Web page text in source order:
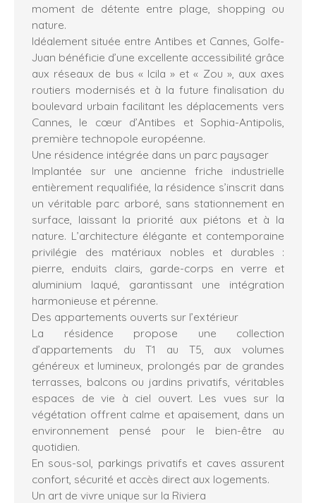
moment de détente entre plage, shopping ou
nature.
Idéalement située entre Antibes et Cannes, Golfe-
Juan bénéficie d’une excellente accessibilité grâce
aux réseaux de bus « Icila » et « Zou », aux axes
routiers modernisés et à la future finalisation du
boulevard urbain facilitant les déplacements vers
Cannes, le cœur d’Antibes et Sophia-Antipolis,
première technopole européenne.
Une résidence intégrée dans un parc paysager
Implantée sur une ancienne friche industrielle
entièrement requalifiée, la résidence s’inscrit dans
un véritable parc arboré, sans stationnement en
surface, laissant la priorité aux piétons et à la
nature. L’architecture élégante et contemporaine
privilégie des matériaux nobles et durables :
pierre, enduits clairs, garde-corps en verre et
aluminium laqué, garantissant une intégration
harmonieuse et pérenne.
Des appartements ouverts sur l’extérieur
La résidence propose une collection
d’appartements du T1 au T5, aux volumes
généreux et lumineux, prolongés par de grandes
terrasses, balcons ou jardins privatifs, véritables
espaces de vie à ciel ouvert. Les vues sur la
végétation offrent calme et apaisement, dans un
environnement pensé pour le bien-être au
quotidien.
En sous-sol, parkings privatifs et caves assurent
confort, sécurité et accès direct aux logements.
Un art de vivre unique sur la Riviera